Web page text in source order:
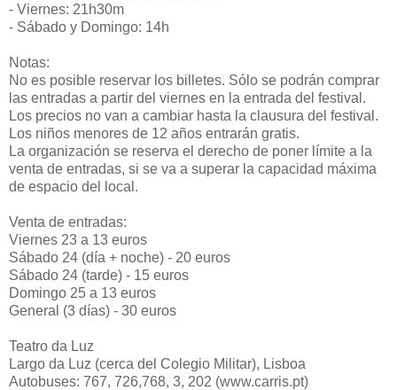
- Viernes: 21h30m
- Sábado y Domingo: 14h
Notas:
No es posible reservar los billetes. Sólo se podrán comprar
las entradas a partir del viernes en la entrada del festival.
Los precios no van a cambiar hasta la clausura del festival.
Los niños menores de 12 años entrarán gratis.
La organización se reserva el derecho de poner límite a la
venta de entradas, si se va a superar la capacidad máxima
de espacio del local.
Venta de entradas:
Viernes 23 a 13 euros
Sábado 24 (día + noche) - 20 euros
Sábado 24 (tarde) - 15 euros
Domingo 25 a 13 euros
General (3 días) - 30 euros
Teatro da Luz
Largo da Luz (cerca del Colegio Militar), Lisboa
Autobuses: 767, 726,768, 3, 202 (www.carris.pt)